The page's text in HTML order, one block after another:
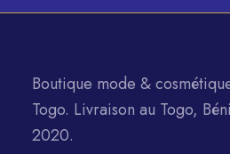
Boutique mode &
Togo. Livraison au Togo,
2020.